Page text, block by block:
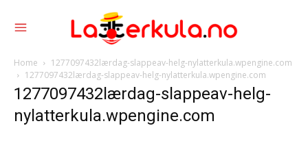
Home
1277097432lærdag-slappeav-helg-nylatterkula.wpengine.com
1277097432lærdag-slappeav-helg-nylatterkula.wpengine.com
1277097432lærdag-slappeav-helg-
nylatterkula.wpengine.com